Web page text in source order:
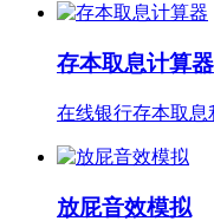
存本取息计算器
在线银行存本取息
放屁音效模拟